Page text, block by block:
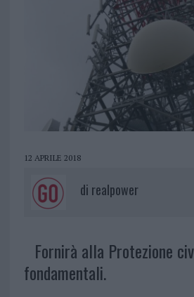
12 APRILE 2018
di realpower
Fornirà alla Protezione
fondamentali.